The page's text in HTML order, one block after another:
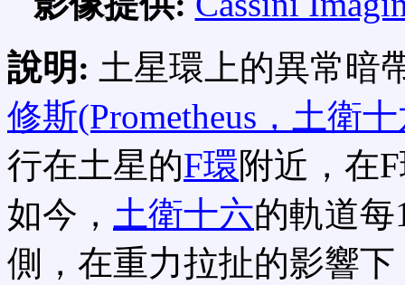
說明: 土星環上的異常暗
修斯(Prometheus，土衛
行在土星的F環附近，在
如今， 土衛十六的軌道
側，在重力拉扯的影響